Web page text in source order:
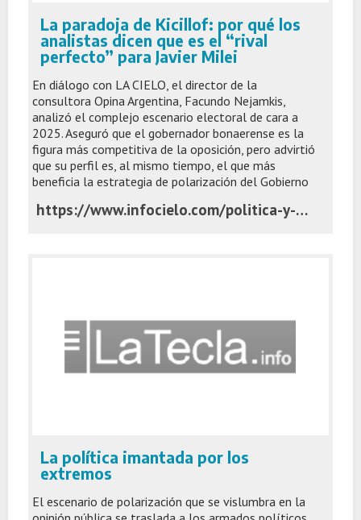
La paradoja de Kicillof: por qué los
analistas dicen que es el “rival
perfecto” para Javier Milei
En diálogo con LA CIELO, el director de la
consultora Opina Argentina, Facundo Nejamkis,
analizó el complejo escenario electoral de cara a
2025. Aseguró que el gobernador bonaerense es la
figura más competitiva de la oposición, pero advirtió
que su perfil es, al mismo tiempo, el que más
beneficia la estrategia de polarización del Gobierno
https://www.infocielo.com/politica-y-economia/la-paradoja-de-kicillof-por-que-los-analistas-dicen-que-es-el-rival-perfecto-para-javier-milei
La política imantada por los
extremos
El escenario de polarización que se vislumbra en la